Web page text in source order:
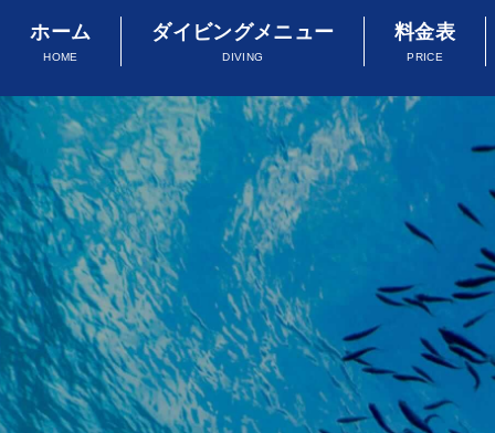
ホーム
HOME
ダイビングメニュー
DIVING
料金表
PRICE